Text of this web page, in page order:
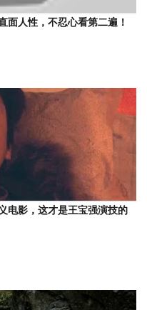
面人性，不忍心看第二遍！
电影，这才是王宝强演技的